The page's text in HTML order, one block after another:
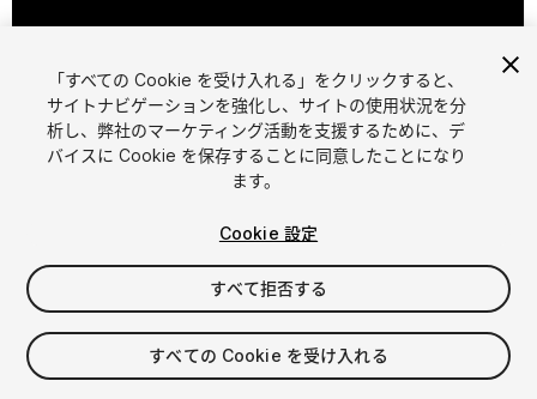
1/ 22
$25
消費税は決済時に計算されます
「すべての Cookie を受け入れる」をクリックすると、
サイトナビゲーションを強化し、サイトの使用状況を分
析し、弊社のマーケティング活動を支援するために、デ
バイスに Cookie を保存することに同意したことになり
ます。
Cookie 設定
すべて拒否する
すべての Cookie を受け入れる